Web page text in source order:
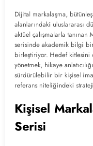
Dijital markalaşma,
alanlarındaki uluslararası
aktüel çalışmalarla
serisinde akademik bilgi
birleştiriyor. Hedef
yönetmek, hikaye
sürdürülebilir bir kişisel
referans niteliğindeki
Kişisel
Serisi